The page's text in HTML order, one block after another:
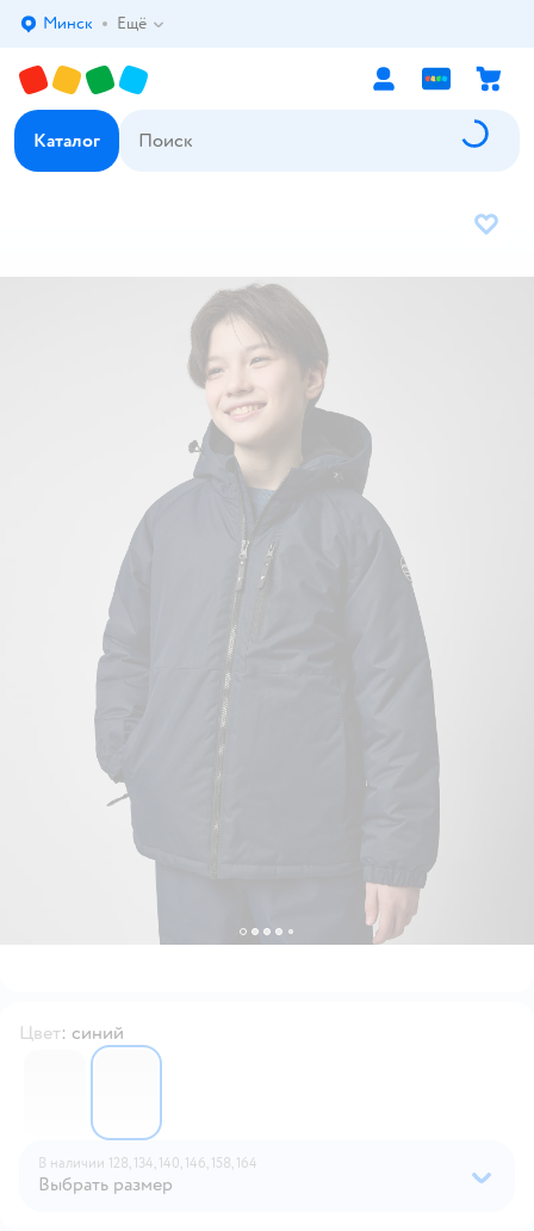
Выбор адреса доставки.
Минск Ещё
Каталог
В
Цвет: синий
65719796571976
В наличии 128, 134, 140, 146, 158, 164
Выбрать размер